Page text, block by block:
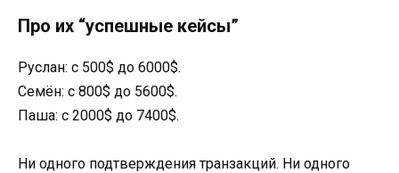
Про их “успешные кейсы”
Руслан: с 500$ до 6000$.
Семён: с 800$ до 5600$.
Паша: с 2000$ до 7400$.
Ни одного подтверждения транзакций. Ни одного